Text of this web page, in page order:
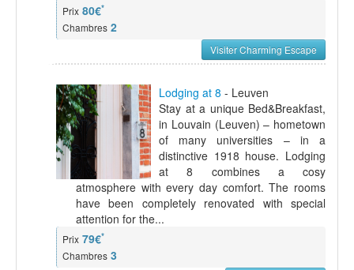
Prix 80€*
Chambres 2
Visiter Charming Escape
Lodging at 8 - Leuven
Stay at a unique Bed&Breakfast,
in Louvain (Leuven) – hometown
of many universities – in a
distinctive 1918 house. Lodging
at 8 combines a cosy
atmosphere with every day comfort. The rooms
have been completely renovated with special
attention for the...
Prix 79€*
Chambres 3